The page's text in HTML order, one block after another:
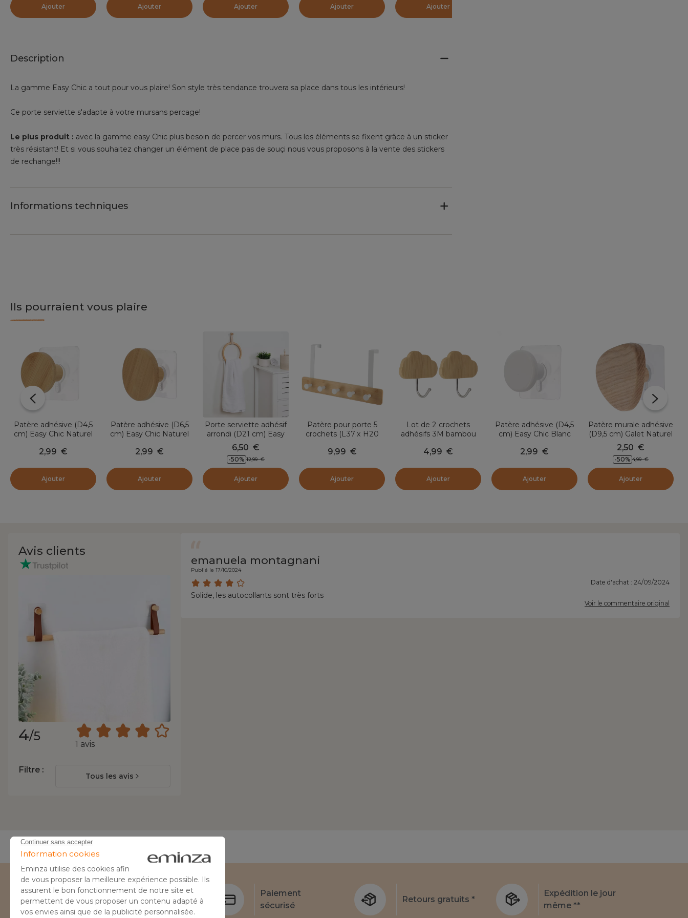
Ajouter Ajouter Ajouter Ajouter Ajouter
Description
La gamme Easy Chic a tout pour vous plaire! Son style très tendance trouvera sa place dans tous les intérieurs!
Ce porte serviette s'adapte à votre mursans percage!
Le plus produit : avec la gamme easy Chic plus besoin de percer vos murs. Tous les éléments se fixent grâce à un sticker
très résistant! Et si vous souhaitez changer un élément de place pas de souçi nous vous proposons à la vente des stickers
de rechange!!!
Informations techniques
Ils pourraient vous plaire
Patère adhésive (D4,5
cm) Easy Chic Naturel
2,99 €
Ajouter
Patère adhésive (D6,5
cm) Easy Chic Naturel
2,99 €
Ajouter
Porte serviette adhésif
arrondi (D21 cm) Easy
Chic Beige
6,50 €
-50% 12,99 €
Ajouter
Patère pour porte 5
crochets (L37 x H20
9,99 €
Ajouter
Lot de 2 crochets
adhésifs 3M bambou
4,99 €
Ajouter
Patère adhésive (D4,5
cm) Easy Chic Blanc
2,99 €
Ajouter
Patère murale adhésive
(D9,5 cm) Galet Naturel
2,50 €
-50% 4,99 €
Ajouter
Avis clients
4/5
1 avis
Filtre :
Tous les avis
emanuela montagnani
Publié le 17/10/2024
Date d'achat : 24/09/2024
Solide, les autocollants sont très forts
Voir le commentaire original
Besoin d'aide ?
04 50 65 10 12
Paiement
sécurisé
Retours gratuits *
Expédition le jour
même **